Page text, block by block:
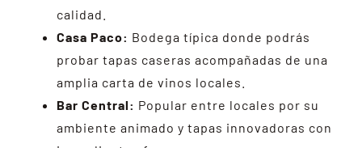
calidad.
Casa Paco: Bodega típica donde podrás
probar tapas caseras acompañadas de una
amplia carta de vinos locales.
Bar Central: Popular entre locales por su
ambiente animado y tapas innovadoras con